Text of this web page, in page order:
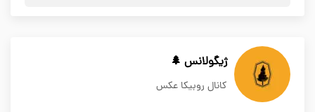
ژیگولانس 🌲
کانال روبیکا عکس